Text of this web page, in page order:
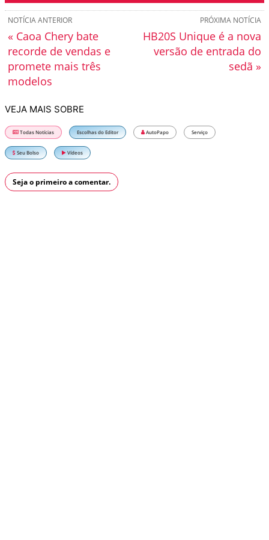
PRÓXIMA NOTÍCIA
HB20S Unique é a nova
versão de entrada do
sedã »
NOTÍCIA ANTERIOR
« Caoa Chery bate
recorde de vendas e
promete mais três
modelos
VEJA MAIS SOBRE
Todas Notícias Escolhas do Editor AutoPapo Serviço
Seu Bolso Vídeos
Seja o primeiro a comentar.